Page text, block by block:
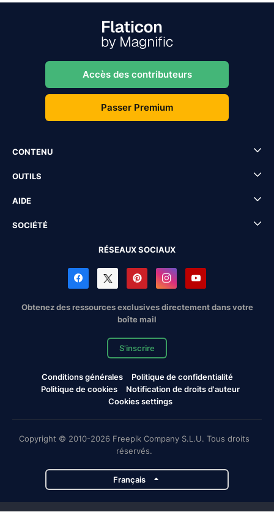
Accès des contributeurs
Passer Premium
CONTENU
OUTILS
AIDE
SOCIÉTÉ
RÉSEAUX SOCIAUX
Obtenez des ressources exclusives directement dans votre
boîte mail
S'inscrire
Conditions générales
Politique de confidentialité
Politique de cookies
Notification de droits d'auteur
Cookies settings
Copyright © 2010-2026 Freepik Company S.L.U. Tous droits
réservés.
Français